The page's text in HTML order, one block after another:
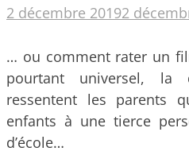
2 décembre 20192
… ou comment rater un
pourtant universel, la
ressentent les parents
enfants à une tierce
d’école…